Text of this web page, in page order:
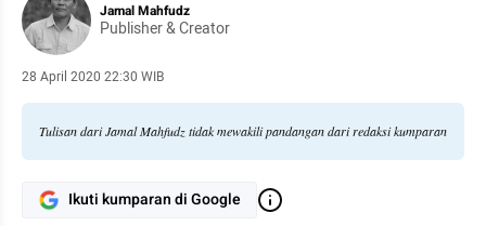
Jamal Mahfudz
Publisher & Creator
28 April 2020 22:30 WIB
Tulisan dari Jamal Mahfudz tidak mewakili pandangan dari redaksi kumparan
Ikuti kumparan di Google